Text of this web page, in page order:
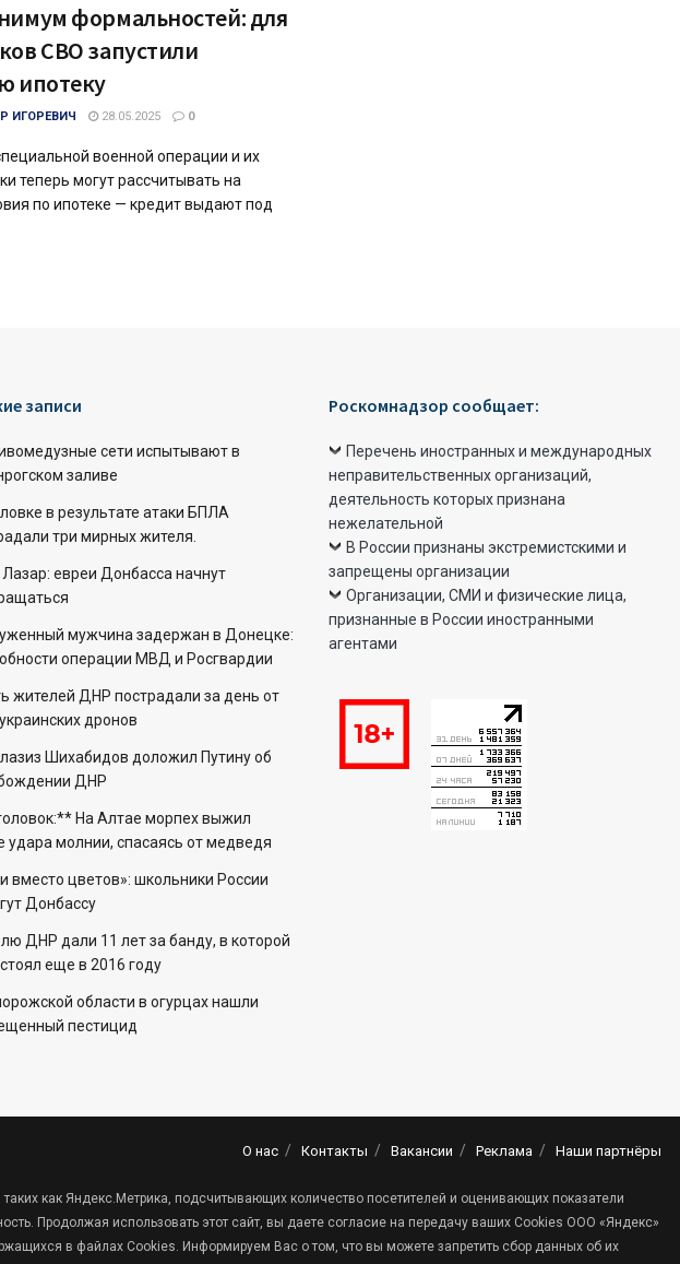
формальностей: для
СВО запустили
ипотеку
ИГОРЕВИЧ 28.05.2025 0
военной операции и их
теперь могут рассчитывать на
по ипотеке — кредит выдают под
записи
сети испытывают в
заливе
в результате атаки БПЛА
три мирных жителя.
Лазар: евреи Донбасса начнут
мужчина задержан в Донецке:
операции МВД и Росгвардии
жителей ДНР пострадали за день от
дронов
Шихабидов доложил Путину об
ДНР
На Алтае морпех выжил
удара молнии, спасаясь от медведя
вместо цветов»: школьники России
Донбассу
ДНР дали 11 лет за банду, в которой
еще в 2016 году
области в огурцах нашли
пестицид
Роскомнадзор сообщает:
Перечень иностранных и международных
неправительственных организаций,
деятельность которых признана
нежелательной
В России признаны экстремистскими и
запрещены организации
Организации, СМИ и физические лица,
признанные в России иностранными
агентами
О нас Контакты Вакансии Реклама Наши партнёры
как Яндекс.Метрика, подсчитывающих количество посетителей и оценивающих показатели
Продолжая использовать этот сайт, вы даете согласие на передачу ваших Cookies ООО «Яндекс»
в файлах Cookies. Информируем Вас о том, что вы можете запретить сбор данных об их